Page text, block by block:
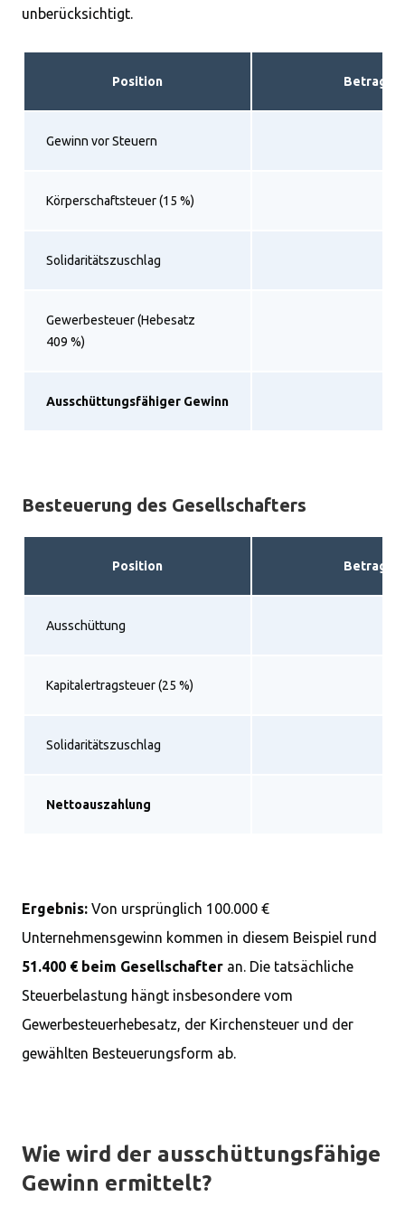
unberücksichtigt.
Position Betrag
Gewinn vor Steuern
Körperschaftsteuer (15 %)
Solidaritätszuschlag
Gewerbesteuer (Hebesatz
409 %)
Ausschüttungsfähiger Gewinn
Besteuerung des Gesellschafters
Position Betrag
Ausschüttung
Kapitalertragsteuer (25 %)
Solidaritätszuschlag
Nettoauszahlung
Ergebnis: Von ursprünglich 100.000 €
Unternehmensgewinn kommen in diesem Beispiel rund
51.400 € beim Gesellschafter an. Die tatsächliche
Steuerbelastung hängt insbesondere vom
Gewerbesteuerhebesatz, der Kirchensteuer und der
gewählten Besteuerungsform ab.
Wie wird der ausschüttungsfähige
Gewinn ermittelt?